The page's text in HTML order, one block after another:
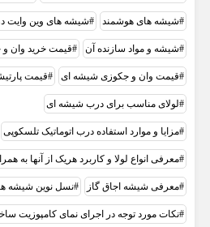
شیشه های هوشمند شیشه های وین وایت
شیشه و مواد سازنده آن قیمت خرید وان و
قیمت وان و جکوزی شیشه ای قیمت
لولای مناسب برای درب شیشه ای
مزایا و موارد استفاده درب اتوماتیک تلسکوپی
معرفی انواع لولا و کاربرد هریک از آنها به
معرفی شیشه اجاق گاز نسل نوین شیشه های
نکات مورد توجه در اجرای نمای کامپوزیت